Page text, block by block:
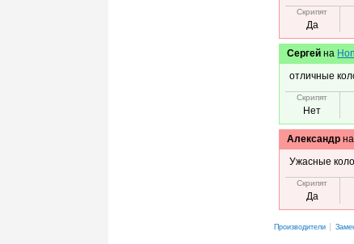
Скрипят
Да
Сергей на
отличные
Скрипят
Нет
Александр на
Ужасные
Скрипят
Да
Производители